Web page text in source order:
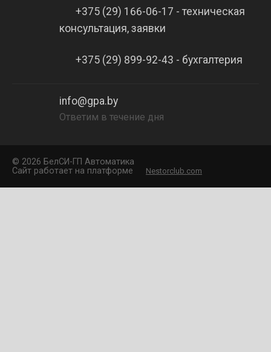
+375 (29) 166-06-17 - техническая
консультация, заявки
+375 (29) 899-92-43 - бухгалтерия
info@gpa.by
Ответим в течение дня
© 2026 БелCИ-ГП Автоматика
Сайт работает на платформе
Nestorclub.com